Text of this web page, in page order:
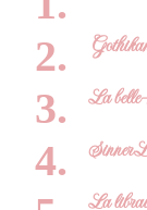
La
Sinner
La